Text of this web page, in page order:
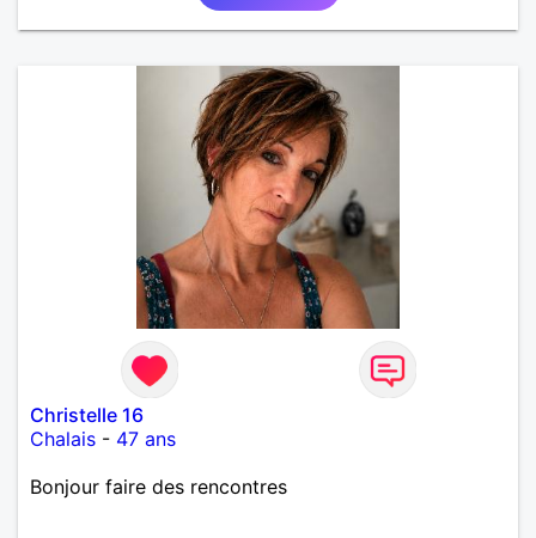
Christelle 16
Chalais - 47 ans
Bonjour faire des rencontres